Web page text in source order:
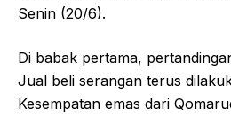
Senin (20/6).
Di babak pertama,
Jual beli serangan terus
Kesempatan emas dari